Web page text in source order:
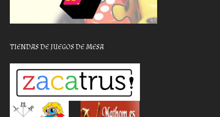
TIENDAS DE JUEGOS DE MESA